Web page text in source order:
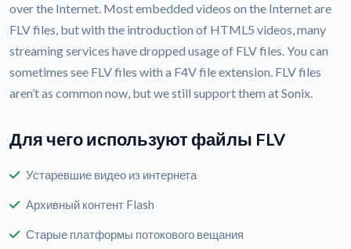
over the Internet. Most embedded videos on the Internet are
FLV files, but with the introduction of HTML5 videos, many
streaming services have dropped usage of FLV files. You can
sometimes see FLV files with a F4V file extension. FLV files
aren’t as common now, but we still support them at Sonix.
Для чего используют файлы FLV
Устаревшие видео из интернета
Архивный контент Flash
Старые платформы потокового вещания